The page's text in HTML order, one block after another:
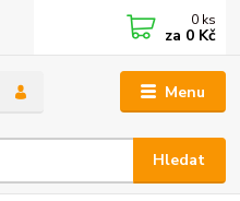
Menu
Hledat
0 ks
za 0 Kč